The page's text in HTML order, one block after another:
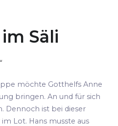
Säli
möchte Gotthelfs Anne
bringen. An und für sich
Dennoch ist bei dieser
Lot. Hans musste aus